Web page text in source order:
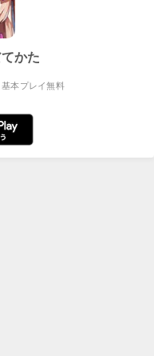
かた
基本プレイ無料